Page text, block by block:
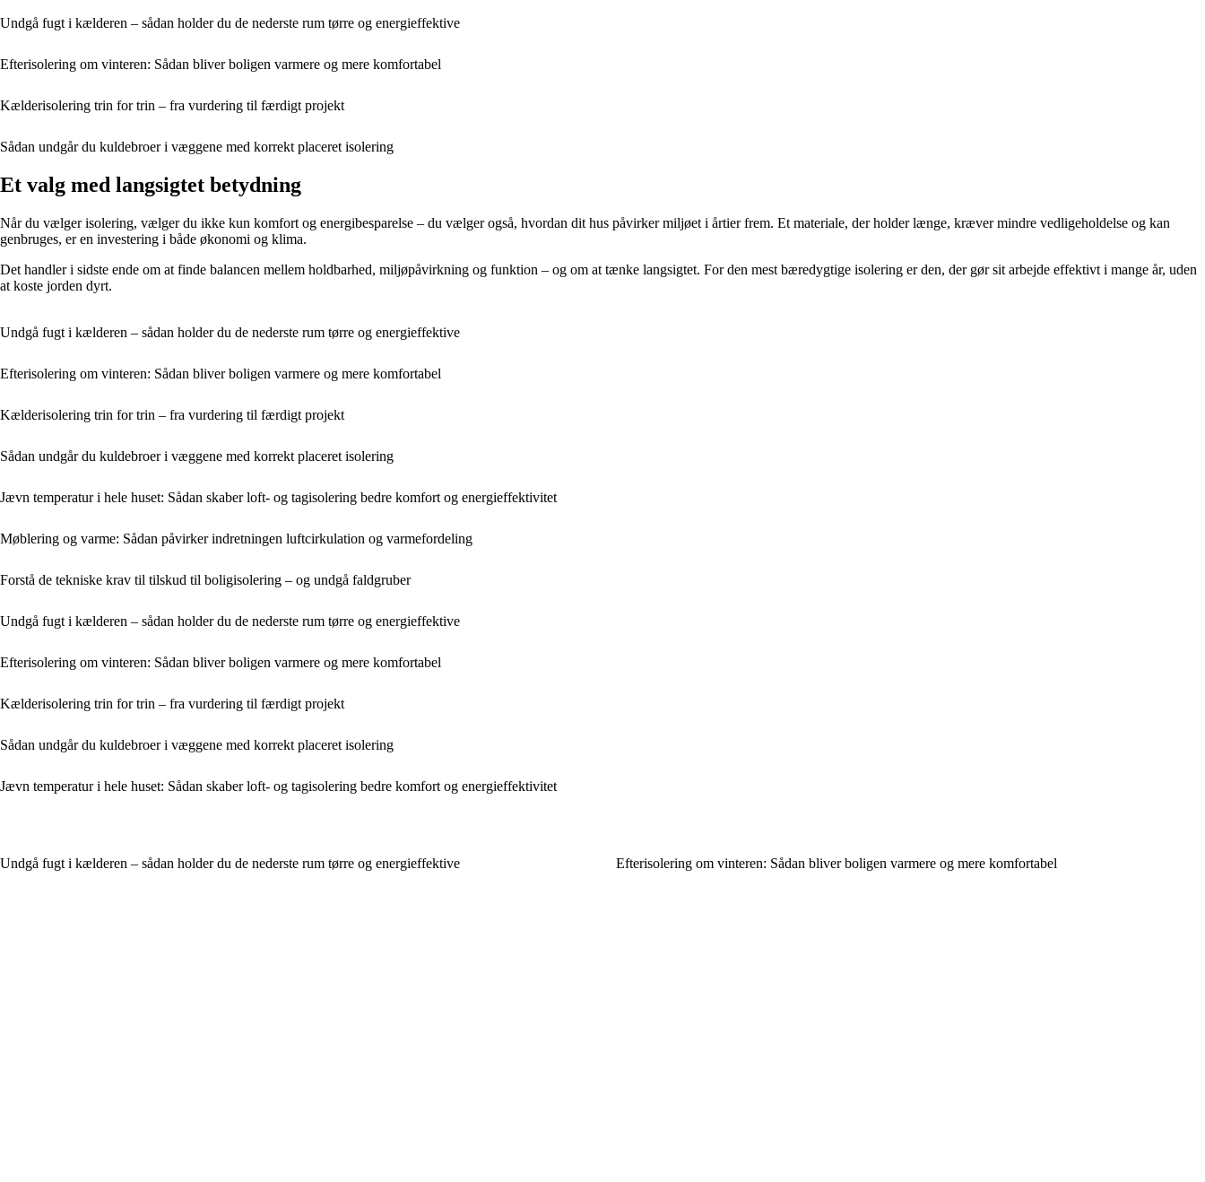
Undgå fugt i kælderen – sådan holder du de nederste rum tørre og energieffektive
Efterisolering om vinteren: Sådan bliver boligen varmere og mere komfortabel
Kælderisolering trin for trin – fra vurdering til færdigt projekt
Sådan undgår du kuldebroer i væggene med korrekt placeret isolering
Et valg med langsigtet betydning
Når du vælger isolering, vælger du ikke kun komfort og energibesparelse – du vælger også, hvordan dit hus påvirker miljøet i årtier frem. Et materiale, der holder længe, kræver mindre vedligeholdelse og kan
genbruges, er en investering i både økonomi og klima.
Det handler i sidste ende om at finde balancen mellem holdbarhed, miljøpåvirkning og funktion – og om at tænke langsigtet. For den mest bæredygtige isolering er den, der gør sit arbejde effektivt i mange år, uden
at koste jorden dyrt.
Undgå fugt i kælderen – sådan holder du de nederste rum tørre og energieffektive
Efterisolering om vinteren: Sådan bliver boligen varmere og mere komfortabel
Kælderisolering trin for trin – fra vurdering til færdigt projekt
Sådan undgår du kuldebroer i væggene med korrekt placeret isolering
Jævn temperatur i hele huset: Sådan skaber loft- og tagisolering bedre komfort og energieffektivitet
Møblering og varme: Sådan påvirker indretningen luftcirkulation og varmefordeling
Forstå de tekniske krav til tilskud til boligisolering – og undgå faldgruber
Undgå fugt i kælderen – sådan holder du de nederste rum tørre og energieffektive
Efterisolering om vinteren: Sådan bliver boligen varmere og mere komfortabel
Kælderisolering trin for trin – fra vurdering til færdigt projekt
Sådan undgår du kuldebroer i væggene med korrekt placeret isolering
Jævn temperatur i hele huset: Sådan skaber loft- og tagisolering bedre komfort og energieffektivitet
Undgå fugt i kælderen – sådan holder du de nederste rum tørre og energieffektive Efterisolering om vinteren: Sådan bliver boligen varmere og mere komfortabel